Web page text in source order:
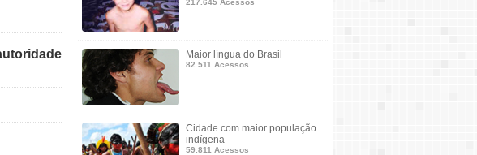
217.645 Acessos
Maior língua do Brasil
82.511 Acessos
Cidade com maior população
indígena
59.811 Acessos